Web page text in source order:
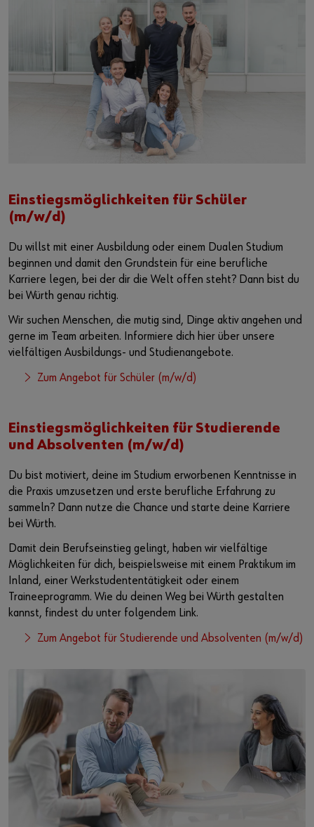
Einstiegsmöglichkeiten für Schüler
(m/w/d)
Du willst mit einer Ausbildung oder einem Dualen Studium
beginnen und damit den Grundstein für eine berufliche
Karriere legen, bei der dir die Welt offen steht? Dann bist du
bei Würth genau richtig.
Wir suchen Menschen, die mutig sind, Dinge aktiv angehen und
gerne im Team arbeiten. Informiere dich hier über unsere
vielfältigen Ausbildungs- und Studienangebote.
Zum Angebot für Schüler (m/w/d)
Einstiegsmöglichkeiten für Studierende
und Absolventen (m/w/d)
Du bist motiviert, deine im Studium erworbenen Kenntnisse in
die Praxis umzusetzen und erste berufliche Erfahrung zu
sammeln? Dann nutze die Chance und starte deine Karriere
bei Würth.
Damit dein Berufseinstieg gelingt, haben wir vielfältige
Möglichkeiten für dich, beispielsweise mit einem Praktikum im
Inland, einer Werkstudententätigkeit oder einem
Traineeprogramm. Wie du deinen Weg bei Würth gestalten
kannst, findest du unter folgendem Link.
Zum Angebot für Studierende und Absolventen (m/w/d)